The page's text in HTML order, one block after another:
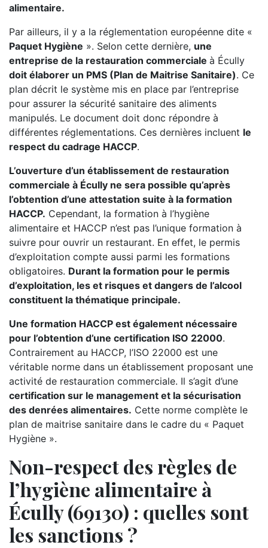
alimentaire.
Par ailleurs, il y a la réglementation européenne dite «
Paquet Hygiène ». Selon cette dernière, une
entreprise de la restauration commerciale à Écully
doit élaborer un PMS (Plan de Maitrise Sanitaire). Ce
plan décrit le système mis en place par l’entreprise
pour assurer la sécurité sanitaire des aliments
manipulés. Le document doit donc répondre à
différentes réglementations. Ces dernières incluent le
respect du cadrage HACCP.
L’ouverture d’un établissement de restauration
commerciale à Écully ne sera possible qu’après
l’obtention d’une attestation suite à la formation
HACCP. Cependant, la formation à l’hygiène
alimentaire et HACCP n’est pas l’unique formation à
suivre pour ouvrir un restaurant. En effet, le permis
d’exploitation compte aussi parmi les formations
obligatoires. Durant la formation pour le permis
d’exploitation, les et risques et dangers de l’alcool
constituent la thématique principale.
Une formation HACCP est également nécessaire
pour l’obtention d’une certification ISO 22000.
Contrairement au HACCP, l’ISO 22000 est une
véritable norme dans un établissement proposant une
activité de restauration commerciale. Il s’agit d’une
certification sur le management et la sécurisation
des denrées alimentaires. Cette norme complète le
plan de maitrise sanitaire dans le cadre du « Paquet
Hygiène ».
Non-respect des règles de
l’hygiène alimentaire à
Écully (69130) : quelles sont
les sanctions ?